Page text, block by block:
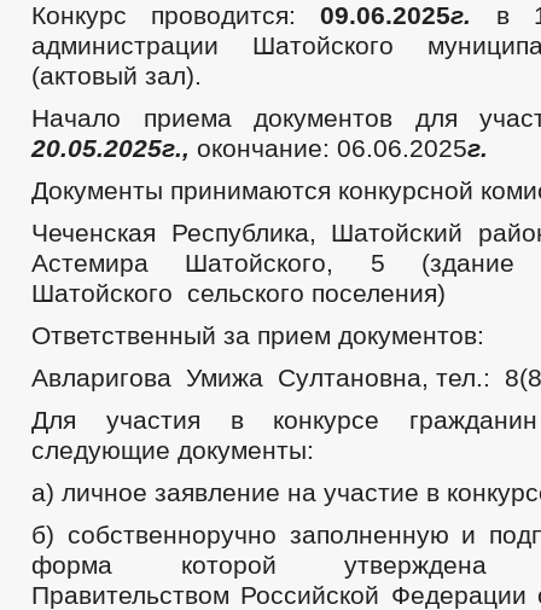
Конкурс проводится:09.06.2025г.
в
администрации Шатойского
(актовый зал).
Начало приема документов для
20.05.2025г., окончание: 06.06.2025г.
Документы принимаются конкурсной
Чеченская Республика, Шатойский
Астемира Шатойского, 5 (здание
Шатойского сельского поселения)
Ответственный за прием документов:
Авларигова Умижа Султановна, тел.:
Для участия в конкурсе гражданин
следующие документы:
а) личное заявление на участие в
б) собственноручно заполненную и
форма которой утверждена
Правительством Российской